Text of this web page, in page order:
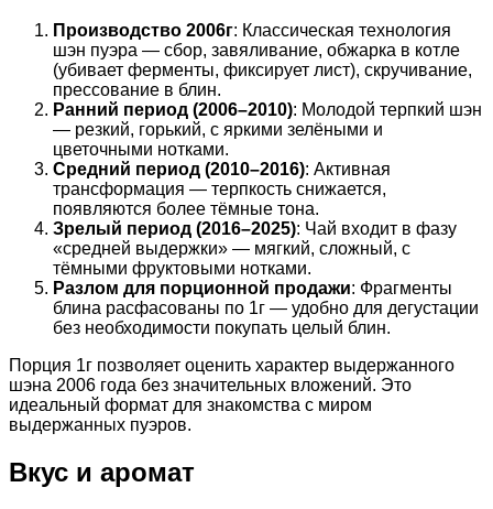
Производство 2006г: Классическая технология
шэн пуэра — сбор, завяливание, обжарка в котле
(убивает ферменты, фиксирует лист), скручивание,
прессование в блин.
Ранний период (2006–2010): Молодой терпкий шэн
— резкий, горький, с яркими зелёными и
цветочными нотками.
Средний период (2010–2016): Активная
трансформация — терпкость снижается,
появляются более тёмные тона.
Зрелый период (2016–2025): Чай входит в фазу
«средней выдержки» — мягкий, сложный, с
тёмными фруктовыми нотками.
Разлом для порционной продажи: Фрагменты
блина расфасованы по 1г — удобно для дегустации
без необходимости покупать целый блин.
Порция 1г позволяет оценить характер выдержанного
шэна 2006 года без значительных вложений. Это
идеальный формат для знакомства с миром
выдержанных пуэров.
Вкус и аромат